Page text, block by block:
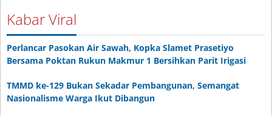
Kabar Viral
Perlancar Pasokan Air Sawah, Kopka Slamet Prasetiyo
Bersama Poktan Rukun Makmur 1 Bersihkan Parit Irigasi
TMMD ke-129 Bukan Sekadar Pembangunan, Semangat
Nasionalisme Warga Ikut Dibangun